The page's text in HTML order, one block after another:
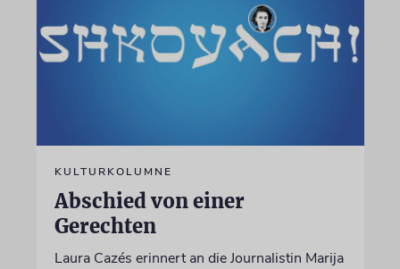
KULTURKOLUMNE
Abschied von einer
Gerechten
Laura Cazés erinnert an die Journalistin Marija